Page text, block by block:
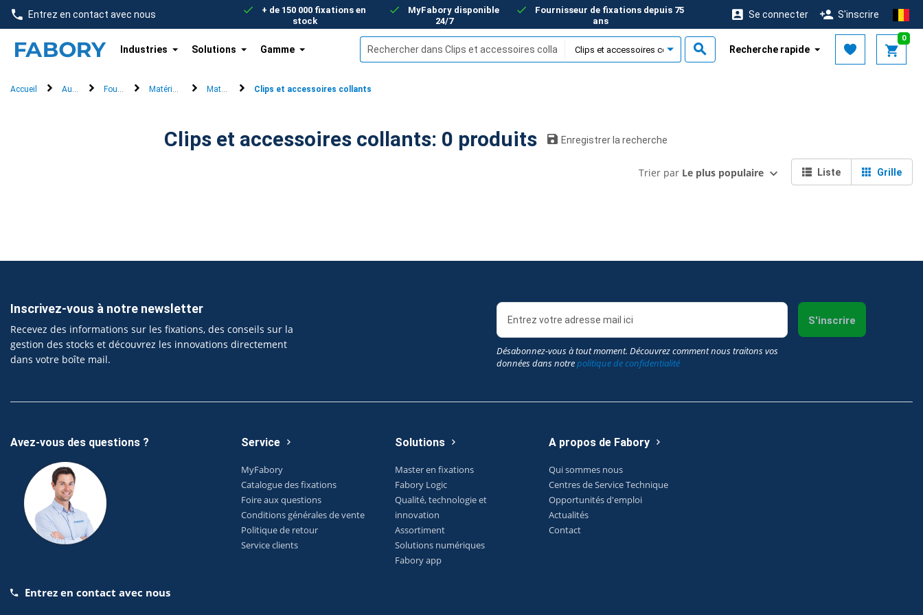
text.skipToContent
text.skipToNavigation
Entrez en contact avec nous
+ de 150 000 fixations en
stock
MyFabory disponible
24/7
Fournisseur de fixations depuis 75
ans
Se connecter S'inscrire
Industries Solutions Gamme
0
Recherche rapide
Accueil Automobile & flotteFournitures électriquesMatériaux et outils de d'assemblage
Matériaux d'assemblageClips et accessoires collants
Clips et accessoires collants: 0 produits Enregistrer la recherche
Grille
Liste
Trier par Le plus populaire
Inscrivez-vous à notre newsletter
Recevez des informations sur les fixations, des conseils sur la
gestion des stocks et découvrez les innovations directement
dans votre boîte mail.
Désabonnez-vous à tout moment. Découvrez comment nous traitons vos
données dans notrepolitique de confidentialité
S'inscrire
Avez-vous des questions ?
Entrez en contact avec nous
Service
MyFabory
Catalogue des fixations
Foire aux questions
Conditions générales de vente
Politique de retour
Service clients
Solutions
Master en fixations
Fabory Logic
Qualité, technologie et
innovation
Assortiment
Solutions numériques
Fabory app
A propos de Fabory
Qui sommes nous
Centres de Service Technique
Opportunités d'emploi
Actualités
Contact